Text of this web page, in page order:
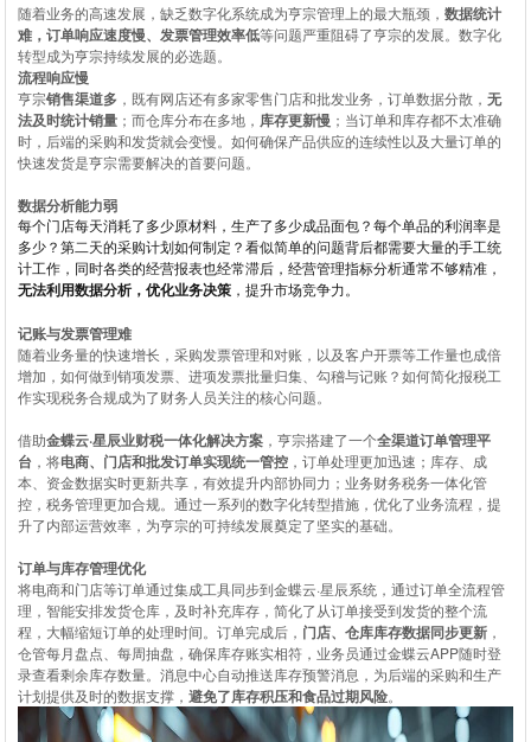
随着业务的高速发展，缺乏数字化系统成为亨宗管理上的最大瓶颈，数据统计
难，订单响应速度慢、发票管理效率低等问题严重阻碍了亨宗的发展。数字化
转型成为亨宗持续发展的必选题。
流程响应慢
亨宗销售渠道多 ，既有网店还有多家零售门店和批发业务，订单数据分散，无
法及时统计销量 ；而仓库分布在多地， 库存更新慢 ；当订单和库存都不太准确
时，后端的采购和发货就会变慢。如何确保产品供应的连续性以及大量订单的
快速发货是亨宗需要解决的首要问题。
数据分析能力弱
每个门店每天消耗了多少原材料，生产了多少成品面包？每个单品的利润率是
多少？第二天的采购计划如何制定？看似简单的问题背后都需要大量的手工统
计工作，同时各类的经营报表也经常滞后，经营管理指标分析通常不够精准，
无法利用数据分析，优化业务决策 ，提升市场竞争力。
记账与发票管理难
随着业务量的快速增长，采购发票管理和对账，以及客户开票等工作量也成倍
增加，如何做到销项发票、进项发票批量归集、勾稽与记账？如何简化报税工
作实现税务合规成为了财务人员关注的核心问题。
借助金蝶云·星辰业财税一体化解决方案 ，亨宗搭建了一个全渠道订单管理平
台 ，将电商、门店和批发订单实现统一管控 ，订单处理更加迅速；库存、成
本、资金数据实时更新共享，有效提升内部协同力；业务财务税务一体化管
控，税务管理更加合规。通过一系列的数字化转型措施，优化了业务流程，提
升了内部运营效率，为亨宗的可持续发展奠定了坚实的基础。
订单与库存管理优化
将电商和门店等订单通过集成工具同步到金蝶云·星辰系统，通过订单全流程管
理，智能安排发货仓库，及时补充库存，简化了从订单接受到发货的整个流
程，大幅缩短订单的处理时间。订单完成后， 门店、仓库库存数据同步更新 ，
仓管每月盘点、每周抽盘，确保库存账实相符，业务员通过金蝶云APP随时登
录查看剩余库存数量。消息中心自动推送库存预警消息，为后端的采购和生产
计划提供及时的数据支撑，避免了库存积压和食品过期风险。